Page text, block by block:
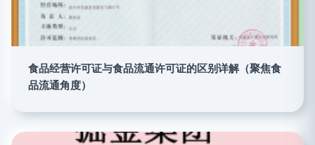
食品经营许可证与食品流通许可证的区别详解（聚焦食
品流通角度）